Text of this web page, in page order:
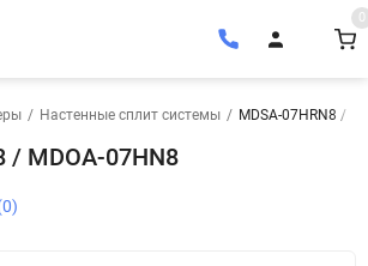
0
/ Настенные сплит системы / MDSA-07HRN8 /
/ MDOA-07HN8